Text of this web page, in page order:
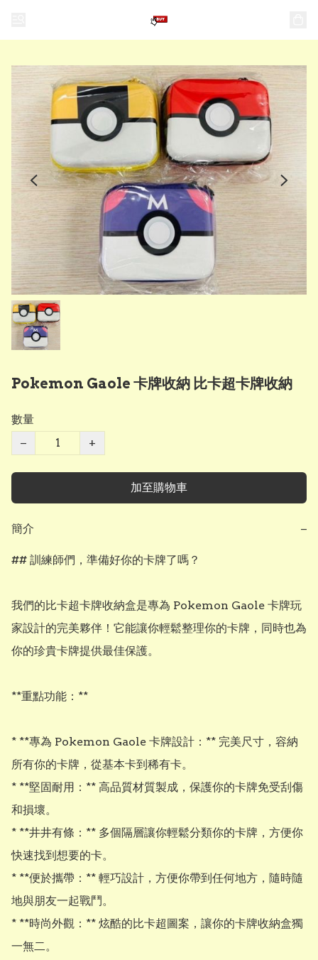
Pokemon Gaole 卡牌收納 比卡超卡牌收納
數量
−
+
加至購物車
簡介 −
## 訓練師們，準備好你的卡牌了嗎？
我們的比卡超卡牌收納盒是專為 Pokemon Gaole 卡牌玩
家設計的完美夥伴！它能讓你輕鬆整理你的卡牌，同時也為
你的珍貴卡牌提供最佳保護。
**重點功能：**
* **專為 Pokemon Gaole 卡牌設計：** 完美尺寸，容納
所有你的卡牌，從基本卡到稀有卡。
* **堅固耐用：** 高品質材質製成，保護你的卡牌免受刮傷
和損壞。
* **井井有條：** 多個隔層讓你輕鬆分類你的卡牌，方便你
快速找到想要的卡。
* **便於攜帶：** 輕巧設計，方便你帶到任何地方，隨時隨
地與朋友一起戰鬥。
* **時尚外觀：** 炫酷的比卡超圖案，讓你的卡牌收納盒獨
一無二。